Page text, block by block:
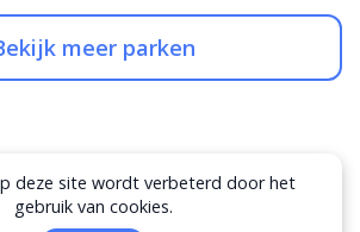
meer parken
in Drenthe
deze site wordt verbeterd door het
gebruik van cookies.